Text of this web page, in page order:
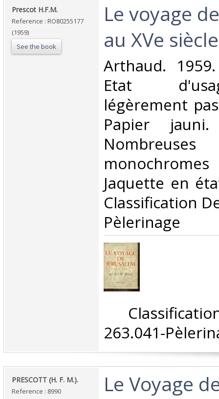
‎Prescot H.F.M.‎
Reference : RO80255177
(1959)
See the book
‎Le voyage
au XVe siècle‎
‎Arthaud.
Etat
légèrement
Papier
Jaquette en
Classification
Pèlerinage‎
263.041-
‎PRESCOTT (H. F. M.).‎
Reference : 8990
‎Le Voyage